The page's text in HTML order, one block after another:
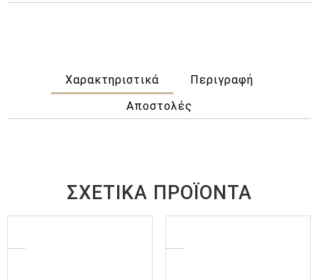
Χαρακτηριστικά
Περιγραφή
Αποστολές
ΣΧΕΤΙΚΆ ΠΡΟΪΌΝΤΑ